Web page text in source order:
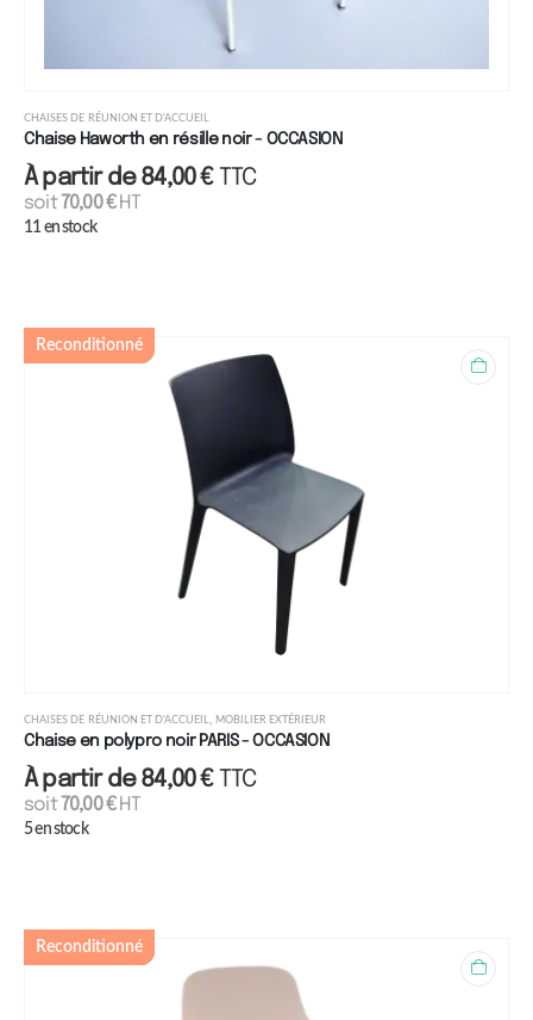
CHAISES DE RÉUNION ET D'ACCUEIL
Chaise Haworth en résille noir - OCCASION
À partir de84,00€ TTC
soit70,00€HT
11 en stock
Reconditionné
CHAISES DE RÉUNION ET D'ACCUEIL, MOBILIER EXTÉRIEUR
Chaise en polypro noir PARIS - OCCASION
À partir de84,00€ TTC
soit70,00€HT
5 en stock
Reconditionné